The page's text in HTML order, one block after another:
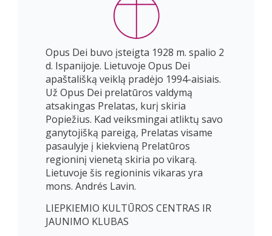
Opus Dei buvo įsteigta 1928 m. spalio 2
d. Ispanijoje. Lietuvoje Opus Dei
apaštališką veiklą pradėjo 1994-aisiais.
Už Opus Dei prelatūros valdymą
atsakingas Prelatas, kurį skiria
Popiežius. Kad veiksmingai atliktų savo
ganytojišką pareigą, Prelatas visame
pasaulyje į kiekvieną Prelatūros
regioninį vienetą skiria po vikarą.
Lietuvoje šis regioninis vikaras yra
mons. Andrés Lavin.
LIEPKIEMIO KULTŪROS CENTRAS IR
JAUNIMO KLUBAS